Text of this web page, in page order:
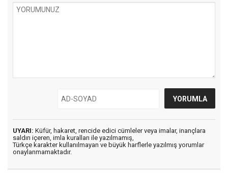
UYARI: Küfür, hakaret, rencide edici cümleler veya imalar, inançlara
saldırı içeren, imla kuralları ile yazılmamış,
Türkçe karakter kullanılmayan ve büyük harflerle yazılmış yorumlar
onaylanmamaktadır.